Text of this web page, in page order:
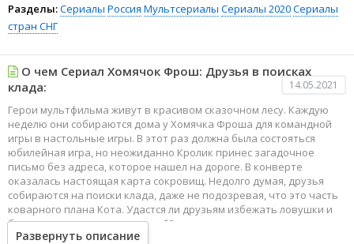
Разделы:Сериалы Россия Мультсериалы Сериалы 2020Сериалы
стран СНГ
О чем Сериал Хомячок Фрош: Друзья в поисках
клада:
14.05.2021
Герои мультфильма живут в красивом сказочном лесу. Каждую
неделю они собираются дома у Хомячка Фроша для командной
игры в настольные игры. В этот раз должна была состояться
юбилейная игра, но неожиданно Кролик принес загадочное
письмо без адреса, которое нашел на дороге. В конверте
оказалась настоящая карта сокровищ. Недолго думая, друзья
собираются на поиски клада, даже не подозревая, что это часть
коварного плана Кота. Удастся ли друзьям избежать ловушки и
благополучно вернуться домой?
Развернуть описание